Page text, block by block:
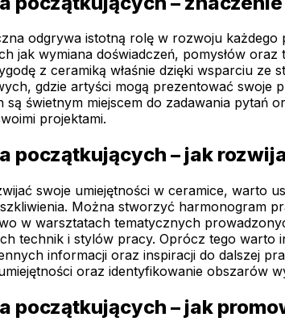
odgrywa istotną rolę w rozwoju
jak wymiana doświadczeń, pomysłów
z ceramiką właśnie dzięki wsparciu
gdzie artyści mogą prezentować swoje
są świetnym miejscem do zadawania pytań
projektami.
początkujących – jak
swoje umiejętności w ceramice, warto
Można stworzyć harmonogram
w warsztatach tematycznych
technik i stylów pracy. Oprócz tego warto
informacji oraz inspiracji do dalszej
oraz identyfikowanie obszarów
początkujących – jak